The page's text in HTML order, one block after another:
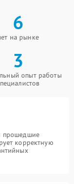
6
на рынке
3
опыт работы
прошедшие
корректную